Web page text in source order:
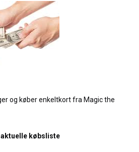
og køber enkeltkort fra Magic the
købsliste